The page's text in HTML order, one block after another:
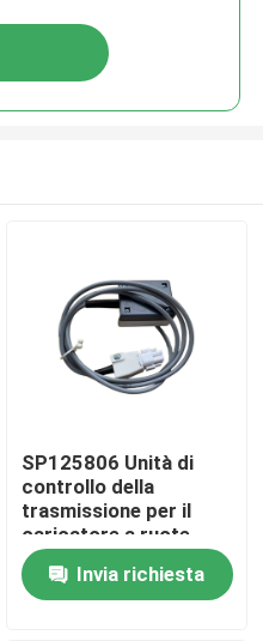
SP125806 Unità di
controllo della
trasmissione per il
caricatore a ruote
LIUGONG CLG855、
CLG856、CLG850H、
ZL50CN、ZL50CNX、
Invia richiesta